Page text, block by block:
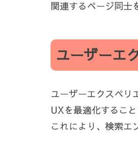
関連するページ同士
ユーザーエ
ユーザーエクスペリ
UXを最適化するこ
これにより、検索エ